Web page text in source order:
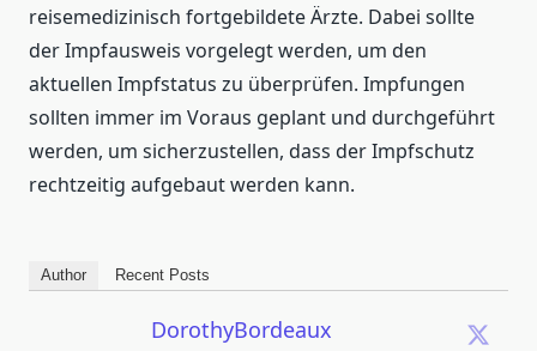
reisemedizinisch fortgebildete Ärzte. Dabei sollte
der Impfausweis vorgelegt werden, um den
aktuellen Impfstatus zu überprüfen. Impfungen
sollten immer im Voraus geplant und durchgeführt
werden, um sicherzustellen, dass der Impfschutz
rechtzeitig aufgebaut werden kann.
Author Recent Posts
DorothyBordeaux